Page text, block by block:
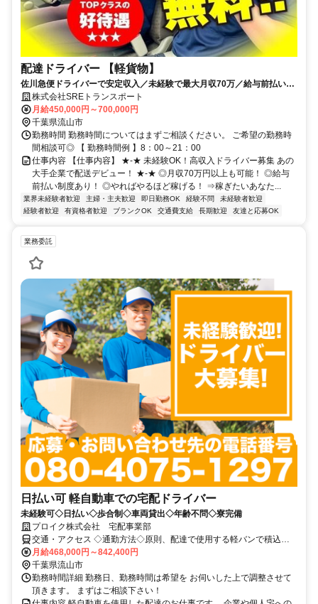
配達ドライバー 【軽貨物】
佐川急便ドライバーで安定収入／未経験で最大月収70万／給与前払い可
能／ライフスタイルに合わせて働ける
株式会社SREトランスポート
月給450,000円～700,000円
千葉県流山市
勤務時間 勤務時間についてはまずご相談ください。 ご希望の勤務時
間相談可◎ 【 勤務時間例 】8：00～21：00
仕事内容 【仕事内容】 ★-★ 未経験OK！高収入ドライバー募集 あの
大手企業で配送デビュー！ ★-★ ◎月収70万円以上も可能！ ◎給与
前払い制度あり！ ◎やればやるほど稼げる！ ⇒稼ぎたいあなた...
業界未経験者歓迎 主婦・主夫歓迎 即日勤務OK 経験不問
未経験者歓迎
経験者歓迎
有資格者歓迎 ブランクOK 交通費支給 長期歓迎 友達と応募OK
業務委託
日払い可 軽自動車での宅配ドライバー
未経験可◇日払い◇歩合制◇車両貸出◇年齢不問◇寮完備
プロイク株式会社 宅配事業部
交通・アクセス ◇通勤方法◇原則、配達で使用する軽バンで積込地
まで行って頂く直行直帰スタイルです。
月給468,000円～842,400円
千葉県流山市
勤務時間詳細 勤務日、勤務時間は希望を お伺いした上で調整させて
頂きます。 まずはご相談下さい！